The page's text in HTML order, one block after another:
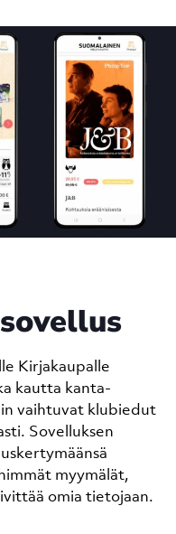
Kirjakaupalle
kautta kanta-
vaihtuvat klubiedut
Sovelluksen
myymälät,
omia tietojaan.